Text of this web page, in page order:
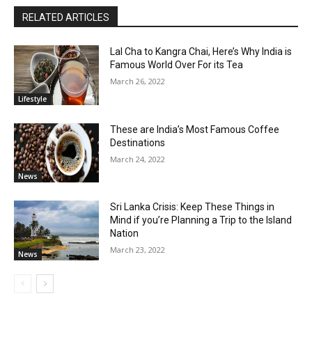
RELATED ARTICLES
Lifestyle
Lal Cha to Kangra Chai, Here’s Why India is
Famous World Over For its Tea
March 26, 2022
News
These are India’s Most Famous Coffee
Destinations
March 24, 2022
News
Sri Lanka Crisis: Keep These Things in
Mind if you’re Planning a Trip to the Island
Nation
March 23, 2022